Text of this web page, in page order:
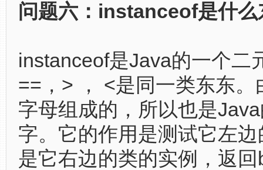
问题六：instanceof是什么
instanceof是Java的一个二
==，> ， <是同一类东东。
字母组成的，所以也是
字。它的作用是测试它左
是它右边的类的实例，返